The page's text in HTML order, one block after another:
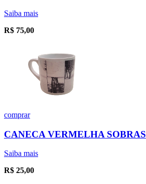
Saiba mais
R$ 75,00
comprar
CANECA VERMELHA SOBRAS
Saiba mais
R$ 25,00